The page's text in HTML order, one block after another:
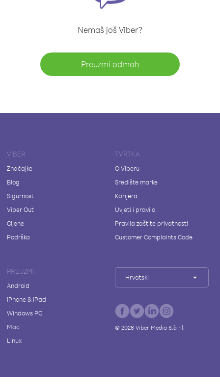
Nemaš još Viber?
Preuzmi odmah
VIBER
Značajke
Blog
Sigurnost
Viber Out
Cijene
Podrška
TVRTKA
O Viberu
Središte marke
Karijera
Uvjeti i pravila
Pravila zaštite privatnosti
Customer Complaints Code
PREUZMI
Android
iPhone & iPad
Windows PC
Mac
Linux
Hrvatski
© 2026Viber Media S.à r.l.